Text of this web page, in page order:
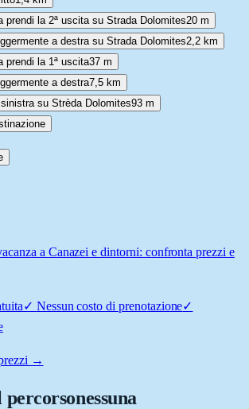
prendi la 2ª uscita su Strada Dolomites20 m
a destra su Strada Dolomites2,2 km
prendi la 1ª uscita37 m
a destra7,5 km
su Strèda Dolomites93 m
a Canazei e dintorni: confronta prezzi e
✓ Nessun costo di prenotazione✓
→
percorsonessuna